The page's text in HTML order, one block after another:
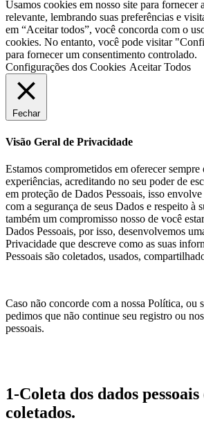
Usamos cookies em nosso site para fornecer
relevante, lembrando suas preferências e
em “Aceitar todos”, você concorda com o
cookies. No entanto, você pode visitar
para fornecer um consentimento controlado.
Configurações dos Cookies Aceitar Todos
Fechar
Visão Geral de Privacidade
Estamos comprometidos em oferecer
experiências, acreditando no seu poder de
em proteção de Dados Pessoais, isso
com a segurança de seus Dados e respeito à
também um compromisso nosso de você
Dados Pessoais, por isso, desenvolvemos
Privacidade que descreve como as suas
Pessoais são coletados, usados,
Caso não concorde com a nossa Política, ou
pedimos que não continue seu registro ou
pessoais.
1-Coleta dos dados
coletados.